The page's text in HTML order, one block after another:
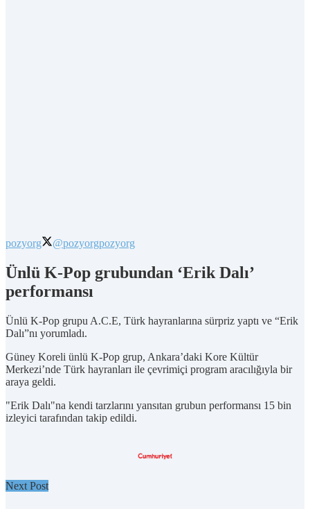
pozyorg @pozyorgpozyorg
Ünlü K-Pop grubundan ‘Erik Dalı’
performansı
Ünlü K-Pop grupu A.C.E, Türk hayranlarına sürpriz yaptı ve “Erik
Dalı”nı yorumladı.
Güney Koreli ünlü K-Pop grup, Ankara’daki Kore Kültür
Merkezi’nde Türk hayranları ile çevrimiçi program aracılığıyla bir
araya geldi.
"Erik Dalı"na kendi tarzlarını yansıtan grubun performansı 15 bin
izleyici tarafından takip edildi.
Next Post